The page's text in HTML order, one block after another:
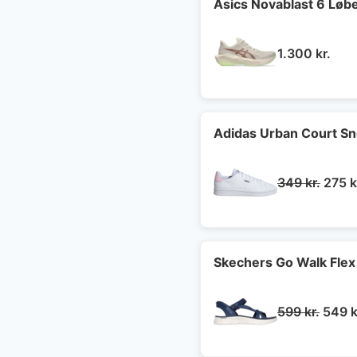
Asics Novablast 6
1.300 kr.
Adidas Urban Court
349kr. Den
349
275
Skechers Go Walk
599kr. Den
549